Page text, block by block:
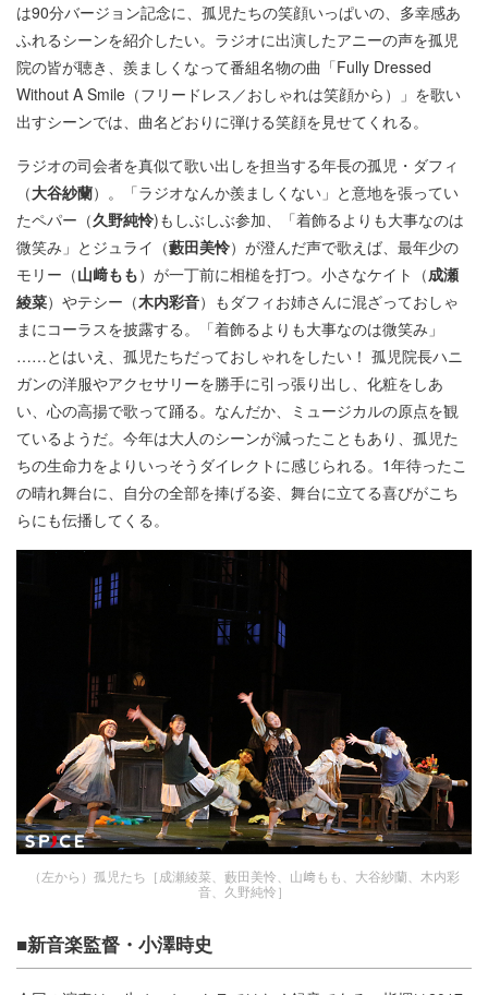
は90分バージョン記念に、孤児たちの笑顔いっぱいの、多幸感あ
ふれるシーンを紹介したい。ラジオに出演したアニーの声を孤児
院の皆が聴き、羨ましくなって番組名物の曲「Fully Dressed
Without A Smile（フリードレス／おしゃれは笑顔から）」を歌い
出すシーンでは、曲名どおりに弾ける笑顔を見せてくれる。
ラジオの司会者を真似て歌い出しを担当する年長の孤児・ダフィ
（大谷紗蘭）。「ラジオなんか羨ましくない」と意地を張ってい
たペパー（久野純怜)もしぶしぶ参加、「着飾るよりも大事なのは
微笑み」とジュライ（藪田美怜）が澄んだ声で歌えば、最年少の
モリー（山﨑もも）が一丁前に相槌を打つ。小さなケイト（成瀬
綾菜）やテシー（木内彩音）もダフィお姉さんに混ざっておしゃ
まにコーラスを披露する。「着飾るよりも大事なのは微笑み」
……とはいえ、孤児たちだっておしゃれをしたい！ 孤児院長ハニ
ガンの洋服やアクセサリーを勝手に引っ張り出し、化粧をしあ
い、心の高揚で歌って踊る。なんだか、ミュージカルの原点を観
ているようだ。今年は大人のシーンが減ったこともあり、孤児た
ちの生命力をよりいっそうダイレクトに感じられる。1年待ったこ
の晴れ舞台に、自分の全部を捧げる姿、舞台に立てる喜びがこち
らにも伝播してくる。
（左から）孤児たち［成瀬綾菜、藪田美怜、山﨑もも、大谷紗蘭、木内彩
音、久野純怜］
■新音楽監督・小澤時史